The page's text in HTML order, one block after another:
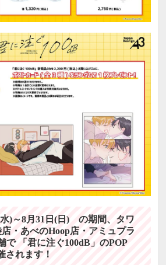
水)～8月31日(日) の期間、タワ
・あべのHoop店・アミュプラ
で 「君に注ぐ100dB」のPOP
されます！